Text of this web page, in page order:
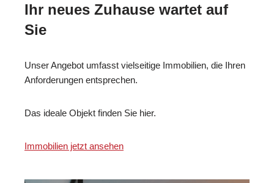
Ihr neues Zuhause wartet auf
Sie
Unser Angebot umfasst vielseitige Immobilien, die Ihren
Anforderungen entsprechen.
Das ideale Objekt finden Sie hier.
Immobilien jetzt ansehen